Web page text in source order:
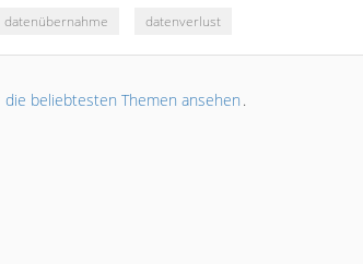
datenübernahme datenverlust
die beliebtesten Themen ansehen .